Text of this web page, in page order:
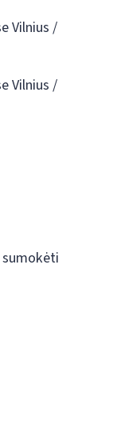
Vilnius /
Vilnius /
sumokėti